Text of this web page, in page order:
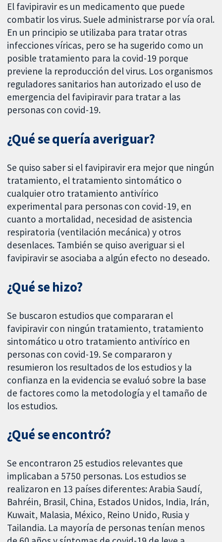
El favipiravir es un medicamento que puede
combatir los virus. Suele administrarse por vía oral.
En un principio se utilizaba para tratar otras
infecciones víricas, pero se ha sugerido como un
posible tratamiento para la covid-19 porque
previene la reproducción del virus. Los organismos
reguladores sanitarios han autorizado el uso de
emergencia del favipiravir para tratar a las
personas con covid-19.
¿Qué se quería averiguar?
Se quiso saber si el favipiravir era mejor que ningún
tratamiento, el tratamiento sintomático o
cualquier otro tratamiento antivírico
experimental para personas con covid-19, en
cuanto a mortalidad, necesidad de asistencia
respiratoria (ventilación mecánica) y otros
desenlaces. También se quiso averiguar si el
favipiravir se asociaba a algún efecto no deseado.
¿Qué se hizo?
Se buscaron estudios que compararan el
favipiravir con ningún tratamiento, tratamiento
sintomático u otro tratamiento antivírico en
personas con covid-19. Se compararon y
resumieron los resultados de los estudios y la
confianza en la evidencia se evaluó sobre la base
de factores como la metodología y el tamaño de
los estudios.
¿Qué se encontró?
Se encontraron 25 estudios relevantes que
implicaban a 5750 personas. Los estudios se
realizaron en 13 países diferentes: Arabia Saudí,
Bahréin, Brasil, China, Estados Unidos, India, Irán,
Kuwait, Malasia, México, Reino Unido, Rusia y
Tailandia. La mayoría de personas tenían menos